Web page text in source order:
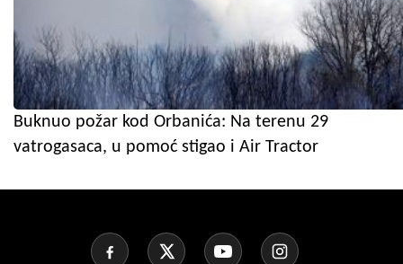
Buknuo požar kod Orbanića: Na terenu 29
vatrogasaca, u pomoć stigao i Air Tractor